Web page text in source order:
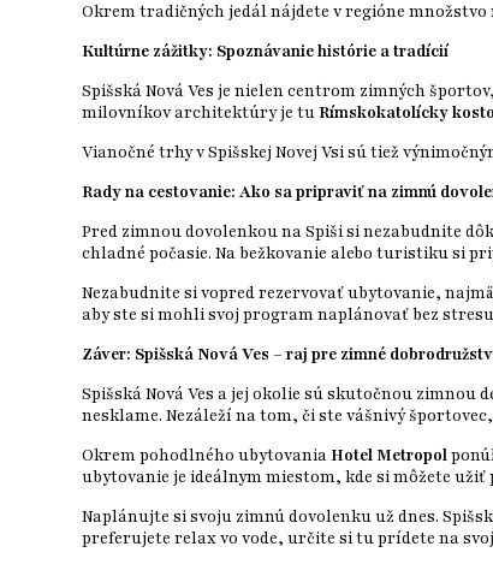
Okrem tradičných jedál nájdete v regióne
Kultúrne zážitky: Spoznávanie histórie a tradícií
Spišská Nová Ves je nielen centrom zimných
milovníkov architektúry je tuRímskokatolícky
Vianočné trhy v Spišskej Novej Vsi sú tiež
Rady na cestovanie: Ako sa pripraviť na zimnú
Pred zimnou dovolenkou na Spiši si nezabudnite
chladné počasie. Na bežkovanie alebo turistiku si
Nezabudnite si vopred rezervovať ubytovanie,
aby ste si mohli svoj program naplánovať bez
Záver: Spišská Nová Ves – raj pre zimné
Spišská Nová Ves a jej okolie sú skutočnou
nesklame. Nezáleží na tom, či ste vášnivý
Okrem pohodlného ubytovaniaHotel Metropol
ubytovanie je ideálnym miestom, kde si môžete
Naplánujte si svoju zimnú dovolenku už dnes.
preferujete relax vo vode, určite si tu prídete na